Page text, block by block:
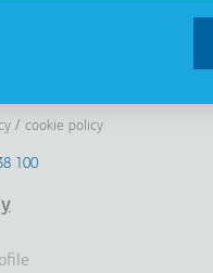
Instagram
cookie policy
100